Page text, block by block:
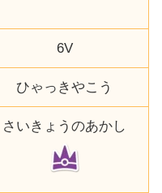
6V
ひゃっきやこう
さいきょうのあかし